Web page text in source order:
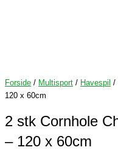
Forside / Multisport / Havespil /
120 x 60cm
2 stk Cornhole
– 120 x 60cm